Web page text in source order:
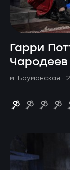
Гарри
Чародеев
м. Бауманская ·